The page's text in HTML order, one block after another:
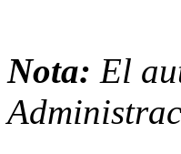
Nota: El